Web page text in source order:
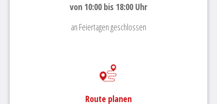
von 10:00 bis 18:00 Uhr
an Feiertagen geschlossen
Route planen